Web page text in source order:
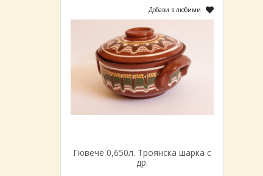
Добави в любими
Гювече 0,650л. Троянска шарка с
др.